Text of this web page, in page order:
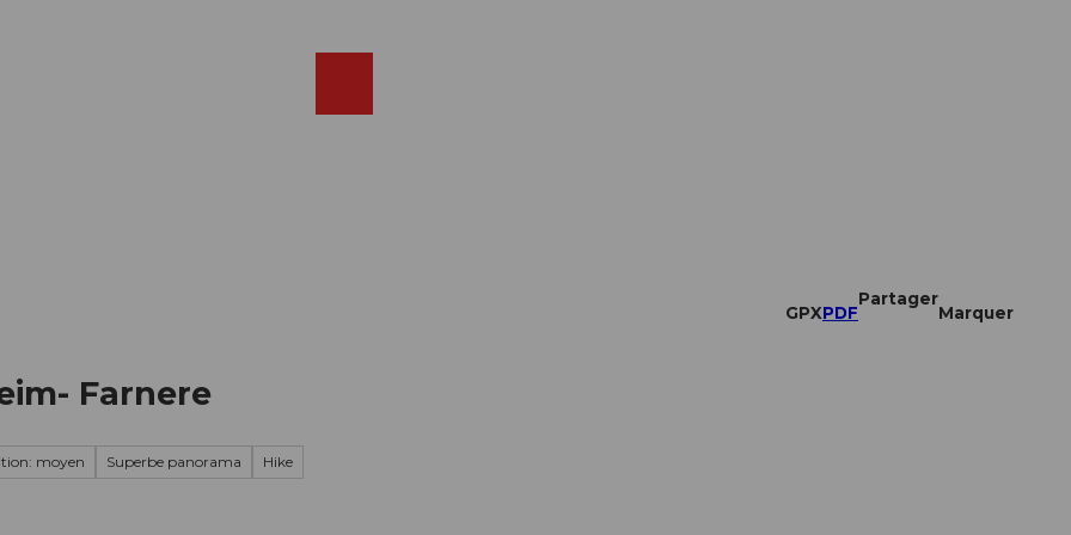
GPXPDF
Partager
Marquer
Farnere
moyen Superbe panorama Hike